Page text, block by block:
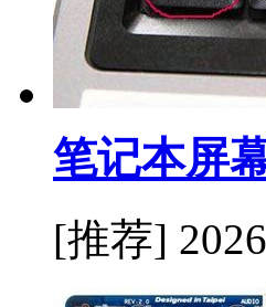
笔记本屏
[推荐]